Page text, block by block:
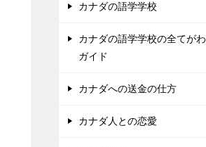
カナダの語学学校
カナダの語学学校の全てが
ガイド
カナダへの送金の仕方
カナダ人との恋愛